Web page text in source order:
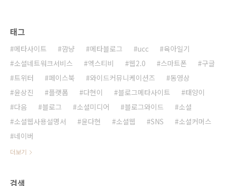
태그
메타사이트 깜냥 메타블로그 ucc
육아일기
소셜네트워크서비스
엑스티비 웹2.0 스마트폰
구글
트위터
페이스북 와이드커뮤니케이션즈
동영상
윤상진
플랫폼 다현이 블로그메타사이트
태양이
다음
블로그 소셜미디어 블로그와이드
소셜
소셜웹사용설명서
윤다현 소셜웹 SNS
소셜커머스
네이버
더보기
검색